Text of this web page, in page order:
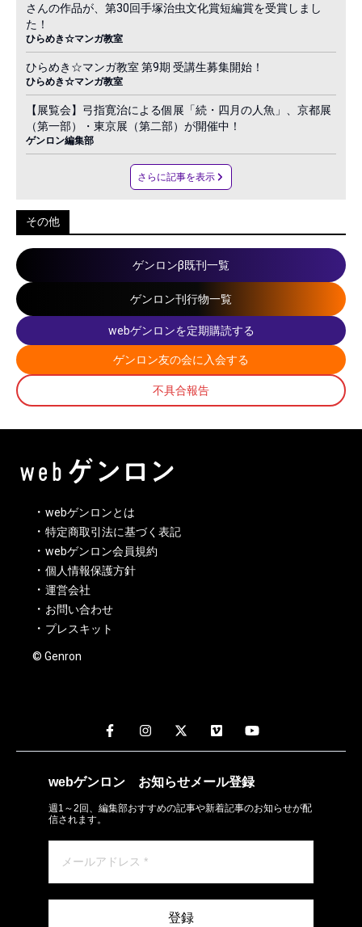
さんの作品が、第30回手塚治虫文化賞短編賞を受賞しまし
た！
ひらめき☆マンガ教室
ひらめき☆マンガ教室 第9期 受講生募集開始！
ひらめき☆マンガ教室
【展覧会】弓指寛治による個展「続・四月の人魚」、京都展
（第一部）・東京展（第二部）が開催中！
ゲンロン編集部
さらに記事を表示
その他
ゲンロンβ既刊一覧
ゲンロン刊行物一覧
webゲンロンを定期購読する
ゲンロン友の会に入会する
不具合報告
webゲンロンとは
特定商取引法に基づく表記
webゲンロン会員規約
個人情報保護方針
運営会社
お問い合わせ
プレスキット
© Genron
webゲンロン お知らせメール登録
週1～2回、編集部おすすめの記事や新着記事のお知らせが配
信されます。
登録